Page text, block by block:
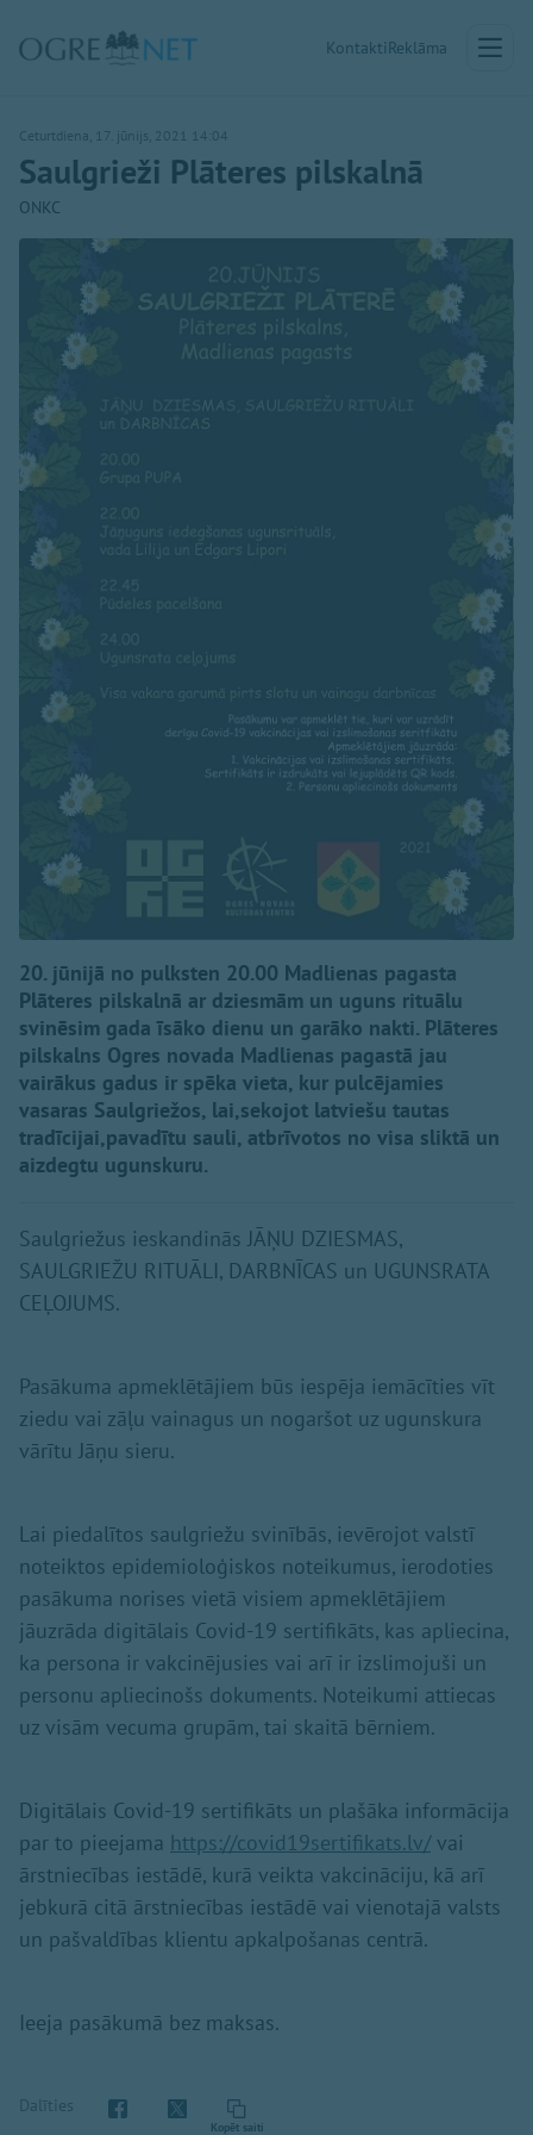
KontaktiReklāma
Ceturtdiena, 17. jūnijs, 2021 14:04
Saulgrieži Plāteres pilskalnā
ONKC
20. jūnijā no pulksten 20.00 Madlienas pagasta
Plāteres pilskalnā ar dziesmām un uguns rituālu
svinēsim gada īsāko dienu un garāko nakti. Plāteres
pilskalns Ogres novada Madlienas pagastā jau
vairākus gadus ir spēka vieta, kur pulcējamies
vasaras Saulgriežos, lai,sekojot latviešu tautas
tradīcijai,pavadītu sauli, atbrīvotos no visa sliktā un
aizdegtu ugunskuru.
Saulgriežus ieskandinās JĀŅU DZIESMAS,
SAULGRIEŽU RITUĀLI, DARBNĪCAS un UGUNSRATA
CEĻOJUMS.
Pasākuma apmeklētājiem būs iespēja iemācīties vīt
ziedu vai zāļu vainagus un nogaršot uz ugunskura
vārītu Jāņu sieru.
Lai piedalītos saulgriežu svinībās, ievērojot valstī
noteiktos epidemioloģiskos noteikumus, ierodoties
pasākuma norises vietā visiem apmeklētājiem
jāuzrāda digitālais Covid-19 sertifikāts, kas apliecina,
ka persona ir vakcinējusies vai arī ir izslimojuši un
personu apliecinošs dokuments. Noteikumi attiecas
uz visām vecuma grupām, tai skaitā bērniem.
Digitālais Covid-19 sertifikāts un plašāka informācija
par to pieejama https://covid19sertifikats.lv/vai
ārstniecības iestādē, kurā veikta vakcināciju, kā arī
jebkurā citā ārstniecības iestādē vai vienotajā valsts
un pašvaldības klientu apkalpošanas centrā.
Ieeja pasākumā bez maksas.
Dalīties
Kopēt saiti